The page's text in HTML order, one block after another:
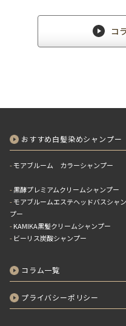
コ
おすすめ白髪染めシャンプー
モアブルーム カラーシャンプー
黒酵プレミアムクリームシャンプー
モアブルームエステヘッドバスシャン
プー
KAMIKA黒髪クリームシャンプー
ビーリス炭酸シャンプー
コラム一覧
プライバシーポリシー